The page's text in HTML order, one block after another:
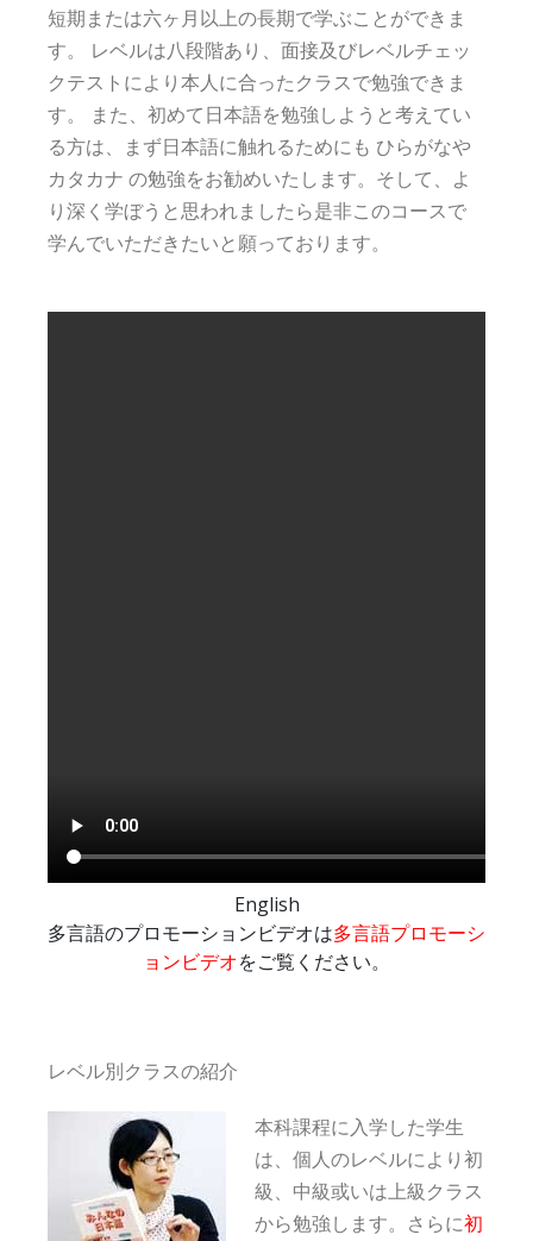
短期または六ヶ月以上の長期で学ぶことができま
す。 レベルは八段階あり、面接及びレベルチェッ
クテストにより本人に合ったクラスで勉強できま
す。 また、初めて日本語を勉強しようと考えてい
る方は、まず日本語に触れるためにも ひらがなや
カタカナ の勉強をお勧めいたします。そして、よ
り深く学ぼうと思われましたら是非このコースで
学んでいただきたいと願っております。
English
多言語のプロモーションビデオは多言語プロモーシ
ョンビデオをご覧ください。
レベル別クラスの紹介
本科課程に入学した学生
は、個人のレベルにより初
級、中級或いは上級クラス
から勉強します。さらに初